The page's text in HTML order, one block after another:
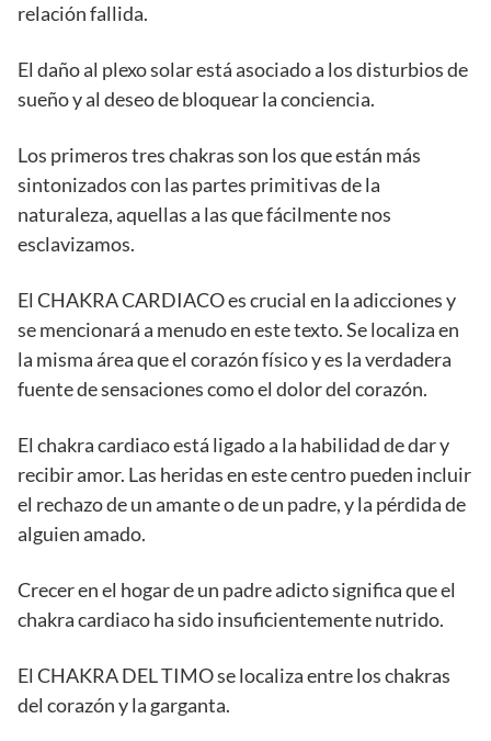
relación fallida.
El daño al plexo solar está asociado a los disturbios de
sueño y al deseo de bloquear la conciencia.
Los primeros tres chakras son los que están más
sintonizados con las partes primitivas de la
naturaleza, aquellas a las que fácilmente nos
esclavizamos.
El CHAKRA CARDIACO es crucial en la adicciones y
se mencionará a menudo en este texto. Se localiza en
la misma área que el corazón físico y es la verdadera
fuente de sensaciones como el dolor del corazón.
El chakra cardiaco está ligado a la habilidad de dar y
recibir amor. Las heridas en este centro pueden incluir
el rechazo de un amante o de un padre, y la pérdida de
alguien amado.
Crecer en el hogar de un padre adicto significa que el
chakra cardiaco ha sido insuficientemente nutrido.
El CHAKRA DEL TIMO se localiza entre los chakras
del corazón y la garganta.